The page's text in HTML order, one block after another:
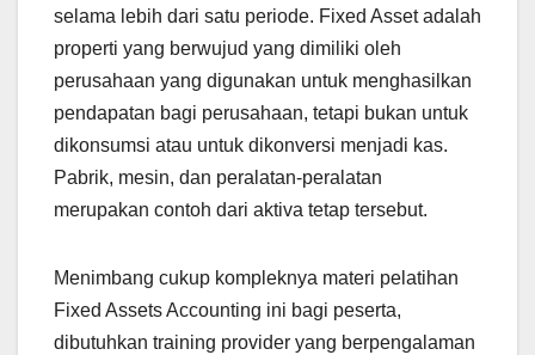
selama lebih dari satu periode. Fixed Asset adalah
properti yang berwujud yang dimiliki oleh
perusahaan yang digunakan untuk menghasilkan
pendapatan bagi perusahaan, tetapi bukan untuk
dikonsumsi atau untuk dikonversi menjadi kas.
Pabrik, mesin, dan peralatan-peralatan
merupakan contoh dari aktiva tetap tersebut.
Menimbang cukup kompleknya materi pelatihan
Fixed Assets Accounting ini bagi peserta,
dibutuhkan training provider yang berpengalaman